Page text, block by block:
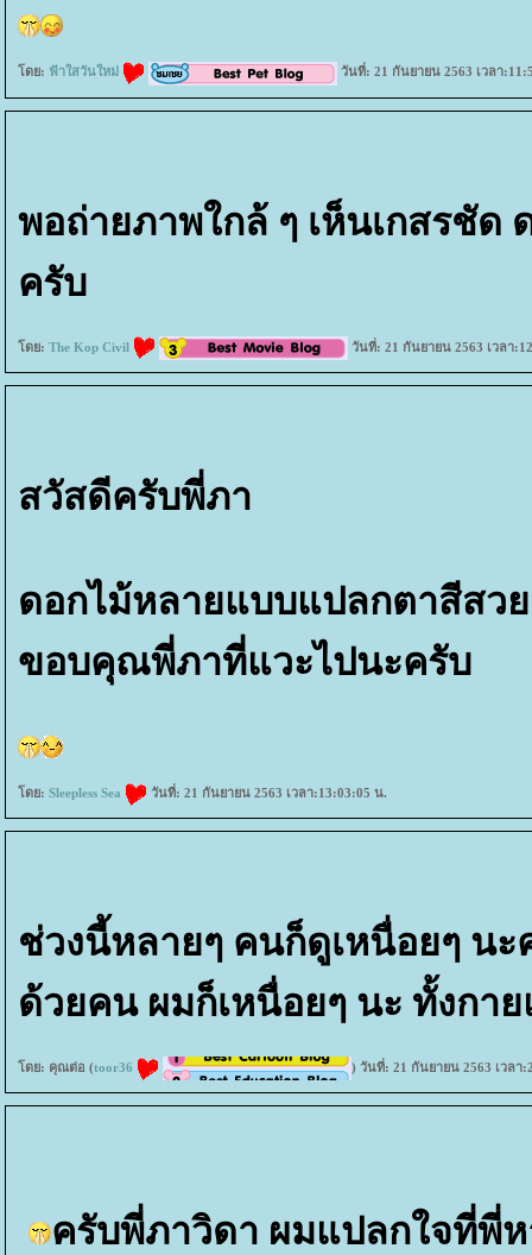
ดย: ฟ้าใสวันใหม่ วันที่: 21 กันยายน 2563 เวลา
พอถ่ายภาพใกล้ ๆ เห็นเกสรชัด
ครับ
ดย: The Kop Civil วันที่: 21 กันยายน 2563 เวลา
สวัสดีครับพี่ภา
ดอกไม้หลายแบบแปลกตาสีสว
ขอบคุณพี่ภาที่แวะไปนะครับ
ดย: Sleepless Sea วันที่: 21 กันยายน 2563 เวลา:13:03:05 น.
ช่วงนี้หลายๆ คนก็ดูเหนื่อยๆ น
ด้วยคน ผมก็เหนื่อยๆ นะ ทั้งกา
ดย: คุณต่อ (toor36 ) วันที่: 21 กันยายน 2563 เวลา
ครับพี่ภาวิดา ผมแปลกใจที่พี่ห